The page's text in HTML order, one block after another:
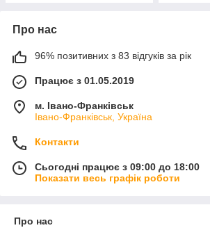
Про нас
96% позитивних з 83 відгуків за рік
Працює з 01.05.2019
м. Івано-Франківськ
Івано-Франківськ, Україна
Контакти
Сьогодні працює з 09:00 до 18:00
Показати весь графік роботи
Про нас